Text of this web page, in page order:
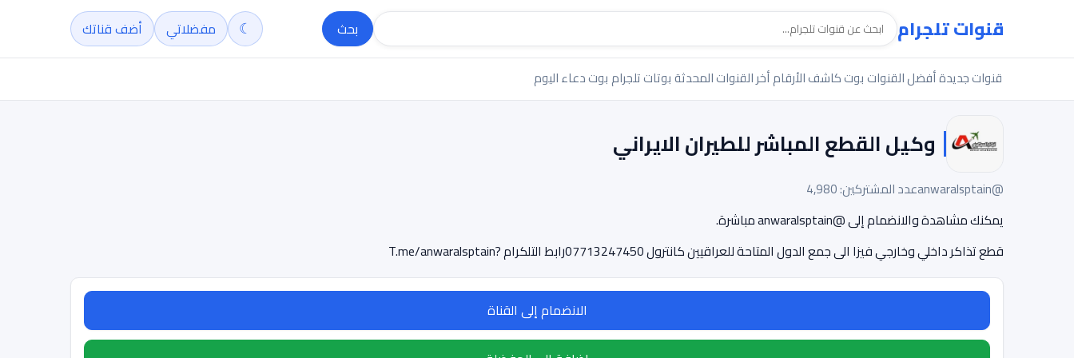
قنوات تلجرام بحث ☾ مفضلاتي أضف قناتك
قنوات جديدةأفضل القنواتبوت كاشف الأرقامأخر القنوات المحدثةبوتات تلجرام بوت دعاء اليوم
وكيل القطع المباشر للطيران الايراني
@anwaralsptain
عدد المشتركين: 4,980
يمكنك مشاهدة والانضمام إلى @anwaralsptain مباشرة.
قطع تذاكر داخلي وخارجي فيزا الى جمع الدول المتاحة للعراقيين كانترول 07713247450رابط التلكرام ?T.me/anwaralsptain
الانضمام إلى القناة